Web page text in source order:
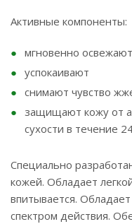
Активные компоненты:
мгновенно
успокаивают
снимают чувство
защищают кожу от
сухости в течение
Специально
кожей. Обладает
впитывается.
спектром действия.